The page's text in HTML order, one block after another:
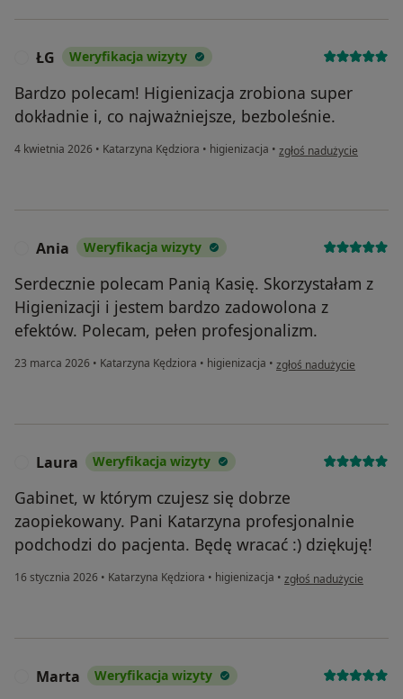
ŁG Weryfikacja wizyty
Bardzo polecam! Higienizacja zrobiona super
dokładnie i, co najważniejsze, bezboleśnie.
4 kwietnia 2026 • Katarzyna Kędziora • higienizacja • w opinii użytkownika ŁG
zgłoś nadużycie
Ania Weryfikacja wizyty
Serdecznie polecam Panią Kasię. Skorzystałam z
Higienizacji i jestem bardzo zadowolona z
efektów. Polecam, pełen profesjonalizm.
23 marca 2026 • Katarzyna Kędziora • higienizacja • w opinii użytkownika Ania
zgłoś nadużycie
Laura Weryfikacja wizyty
Gabinet, w którym czujesz się dobrze
zaopiekowany. Pani Katarzyna profesjonalnie
podchodzi do pacjenta. Będę wracać :) dziękuję!
16 stycznia 2026 • Katarzyna Kędziora • higienizacja • w opinii użytkownika
zgłoś nadużycie
Marta Weryfikacja wizyty